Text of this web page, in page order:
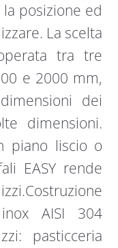
posizione ed
La scelta
tra tre
e 2000 mm,
dei
dimensioni.
piano liscio o
EASY rende
AISI 304
pasticceria